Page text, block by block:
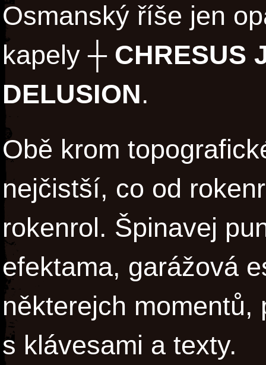
Osmanský říše jen
kapely┼ CHRESUS
DELUSION.
Obě krom
nejčistší, co od
rokenrol. Špinavej
efektama, garážová
některejch momentů,
s klávesami a texty.